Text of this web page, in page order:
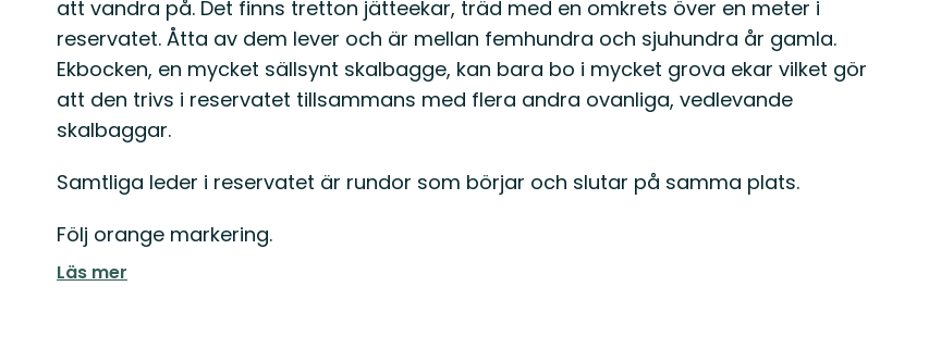
att vandra på. Det finns tretton jätteekar, träd med en omkrets över en meter i
reservatet. Åtta av dem lever och är mellan femhundra och sjuhundra år gamla.
Ekbocken, en mycket sällsynt skalbagge, kan bara bo i mycket grova ekar vilket gör
att den trivs i reservatet tillsammans med flera andra ovanliga, vedlevande
skalbaggar.
Samtliga leder i reservatet är rundor som börjar och slutar på samma plats.
Följ orange markering.
Läs mer